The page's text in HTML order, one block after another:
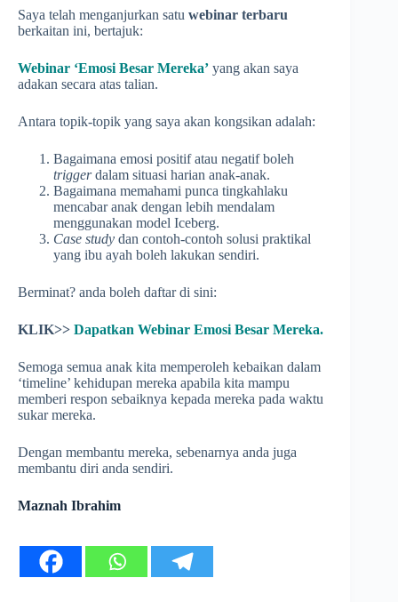
Saya telah menganjurkan satu webinar terbaru
berkaitan ini, bertajuk:
Webinar ‘Emosi Besar Mereka’ yang akan saya
adakan secara atas talian.
Antara topik-topik yang saya akan kongsikan adalah:
Bagaimana emosi positif atau negatif boleh
triggerdalam situasi harian anak-anak.
Bagaimana memahami punca tingkahlaku
mencabar anak dengan lebih mendalam
menggunakan model Iceberg.
Case study dan contoh-contoh solusi praktikal
yang ibu ayah boleh lakukan sendiri.
Berminat? anda boleh daftar di sini:
KLIK>> Dapatkan Webinar Emosi Besar Mereka.
Semoga semua anak kita memperoleh kebaikan dalam
‘timeline’ kehidupan mereka apabila kita mampu
memberi respon sebaiknya kepada mereka pada waktu
sukar mereka.
Dengan membantu mereka, sebenarnya anda juga
membantu diri anda sendiri.
Maznah Ibrahim